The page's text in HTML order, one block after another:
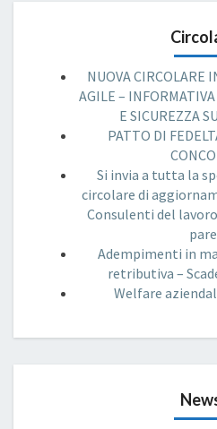
NUOVA CIRCOLARE
AGILE –
E SICUREZZA
PATTO DI
Si invia a tutta la
circolare di
Consulenti del
Adempimenti in
retributiva –
Welfare